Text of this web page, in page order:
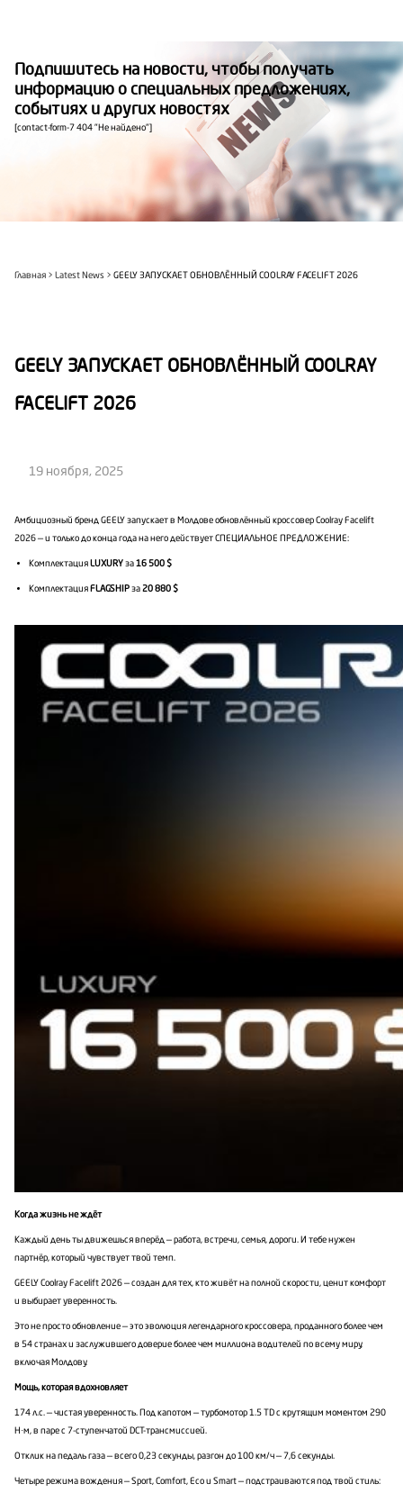
Подпишитесь на новости, чтобы получать
информацию о специальных предложениях,
событиях и других новостях
[contact-form-7 404 "Не найдено"]
Главная Latest News GEELY ЗАПУСКАЕТ ОБНОВЛЁННЫЙ COOLRAY FACELIFT 2026
GEELY ЗАПУСКАЕТ ОБНОВЛЁННЫЙ COOLRAY
FACELIFT 2026
19 ноября, 2025
Амбициозный бренд GEELY запускает в Молдове обновлённый кроссовер Coolray Facelift
2026 — и только до конца года на него действует СПЕЦИАЛЬНОЕ ПРЕДЛОЖЕНИЕ:
КомплектацияLUXURYза16 500 $
КомплектацияFLAGSHIPза20880 $
Когда жизнь не ждёт
Каждый день ты движешься вперёд — работа, встречи, семья, дороги. И тебе нужен
партнёр, который чувствует твой темп.
GEELY Coolray Facelift 2026 — создан для тех, кто живёт на полной скорости, ценит комфорт
и выбирает уверенность.
Это не просто обновление — это эволюция легендарного кроссовера, проданного более чем
в 54 странах и заслужившего доверие более чем миллиона водителей по всему миру,
включая Молдову.
Мощь, которая вдохновляет
174 л.с. — чистая уверенность. Под капотом — турбомотор 1.5 TD с крутящим моментом 290
Н·м, в паре с 7-ступенчатой DCT-трансмиссией.
Отклик на педаль газа — всего 0,23 секунды, разгон до 100 км/ч — 7,6 секунды.
Четыре режима вождения — Sport, Comfort, Eco и Smart — подстраиваются под твой стиль: